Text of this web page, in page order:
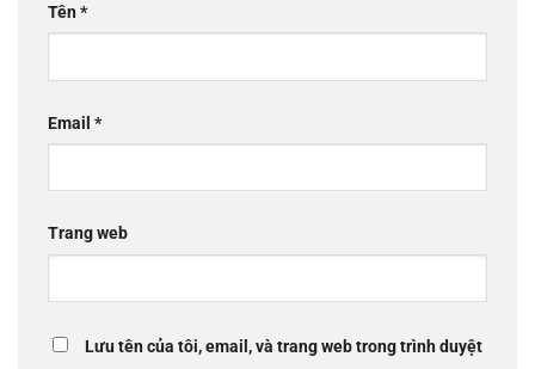
Tên*
Email *
Trang web
Lưu tên của tôi, email, và trang web trong trình duyệt